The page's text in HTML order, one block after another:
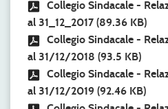
Collegio Sindacale -
al 31_12_2017 (89.36 KB)
Collegio Sindacale -
al 31/12/2018 (93.5 KB)
Collegio Sindacale -
al 31/12/2019 (92.46 KB)